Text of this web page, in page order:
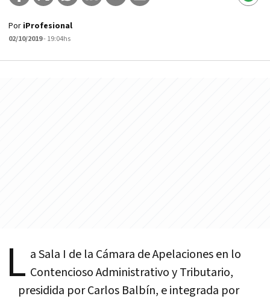
Por iProfesional
02/10/2019- 19:04hs
L a Sala I de la Cámara de Apelaciones en lo
Contencioso Administrativo y Tributario,
presidida por Carlos Balbín, e integrada por